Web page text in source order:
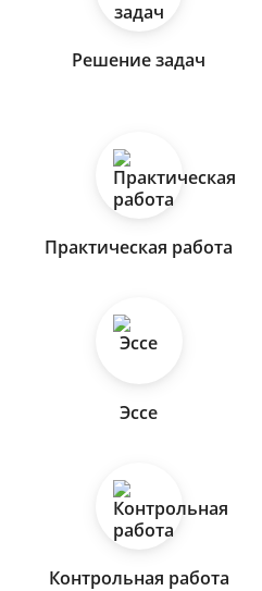
Решение задач
Практическая работа
Эссе
Контрольная работа